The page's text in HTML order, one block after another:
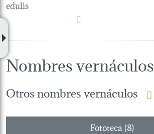
Nombres vernáculos
Otros nombres vernáculos
Fototeca (8)